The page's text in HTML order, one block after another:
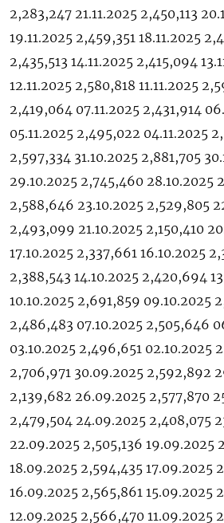
2,283,247 21.11.2025 2,450,113
19.11.2025 2,459,351 18.11.2025
2,435,513 14.11.2025 2,415,094
12.11.2025 2,580,818 11.11.2025
2,419,064 07.11.2025 2,431,914
05.11.2025 2,495,022 04.11.2025
2,597,334 31.10.2025 2,881,705
29.10.2025 2,745,460 28.10.2025
2,588,646 23.10.2025 2,529,805
2,493,099 21.10.2025 2,150,410
17.10.2025 2,337,661 16.10.2025
2,388,543 14.10.2025 2,420,694
10.10.2025 2,691,859 09.10.2025
2,486,483 07.10.2025 2,505,646
03.10.2025 2,496,651 02.10.2025
2,706,971 30.09.2025 2,592,892
2,139,682 26.09.2025 2,577,870
2,479,504 24.09.2025 2,408,075
22.09.2025 2,505,136 19.09.2025
18.09.2025 2,594,435 17.09.2025
16.09.2025 2,565,861 15.09.2025
12.09.2025 2,566,470 11.09.2025